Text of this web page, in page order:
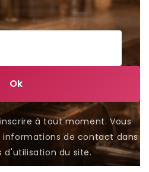
à tout moment. Vous
informations de contact dans
d'utilisation du site.